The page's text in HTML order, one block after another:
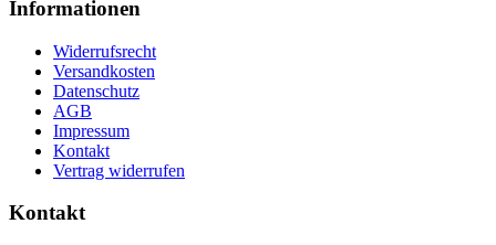
Informationen
Widerrufsrecht
Versandkosten
Datenschutz
AGB
Impressum
Kontakt
Vertrag widerrufen
Kontakt